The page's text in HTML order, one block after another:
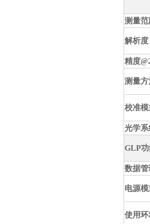
测量范
解析度
精度
测量方
校准模
光学系
GLP
数据管
电源
使用环